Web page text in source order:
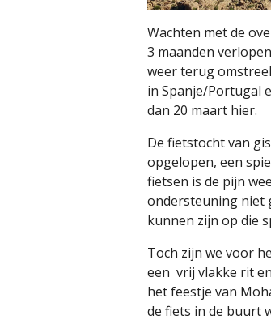
Wachten met de
3 maanden
weer terug
in Spanje/Portugal
dan 20 maart hier.
De fietstocht van
opgelopen, een
fietsen is de pijn
ondersteuning niet
kunnen zijn op die
Toch zijn we voor
een vrij vlakke rit en
het feestje van
de fiets in de buurt